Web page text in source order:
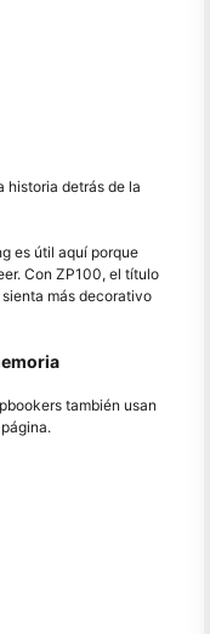
historia detrás de la
es útil aquí porque
Con ZP100, el título
más decorativo
también usan